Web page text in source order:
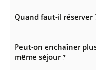
Quand faut-il réserver
Peut-on enchaîner
même séjour ?